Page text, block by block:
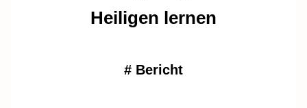
Heiligen lernen
# Bericht